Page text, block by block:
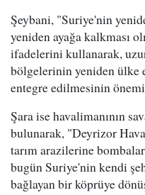
Şeybani, "Suriye'nin
yeniden ayağa kalkması
ifadelerini kullanarak,
bölgelerinin yeniden ülke
entegre edilmesinin
Şara ise havalimanının
bulunarak, "Deyrizor
tarım arazilerine
bugün Suriye'nin kendi
bağlayan bir köprüye